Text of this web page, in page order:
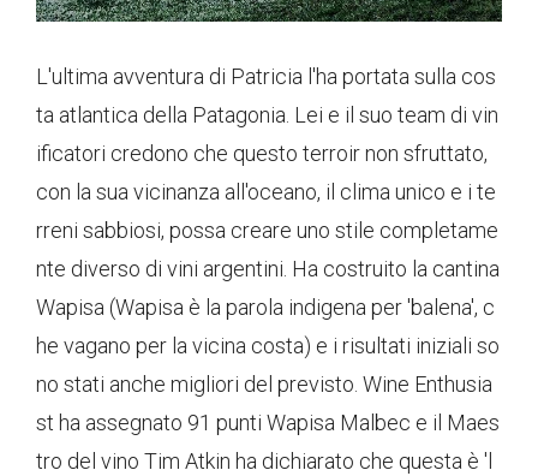
L'ultima avventura di Patricia l'ha portata sulla cos
ta atlantica della Patagonia. Lei e il suo team di vin
ificatori credono che questo terroir non sfruttato,
con la sua vicinanza all'oceano, il clima unico e i te
rreni sabbiosi, possa creare uno stile completame
nte diverso di vini argentini. Ha costruito la cantina
Wapisa (Wapisa è la parola indigena per 'balena', c
he vagano per la vicina costa) e i risultati iniziali so
no stati anche migliori del previsto. Wine Enthusia
st ha assegnato 91 punti Wapisa Malbec e il Maes
tro del vino Tim Atkin ha dichiarato che questa è 'l